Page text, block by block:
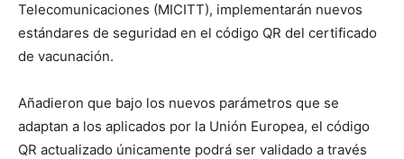
Telecomunicaciones (MICITT), implementarán nuevos
estándares de seguridad en el código QR del certificado
de vacunación.
Añadieron que bajo los nuevos parámetros que se
adaptan a los aplicados por la Unión Europea, el código
QR actualizado únicamente podrá ser validado a través